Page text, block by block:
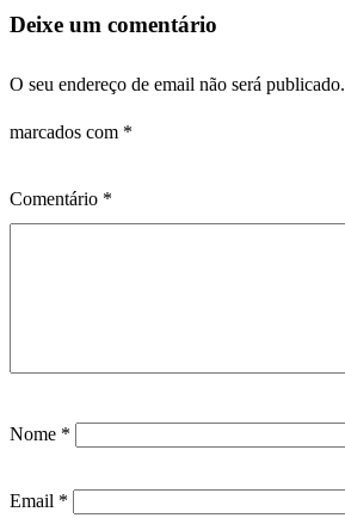
Deixe um comentário
O seu endereço de email não será publicado.
marcados com *
Comentário *
Nome *
Email *